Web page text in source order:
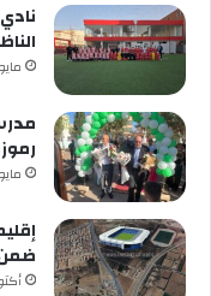
مايو 20, 2025
مايو 29, 2025
ضمن
أكتوبر